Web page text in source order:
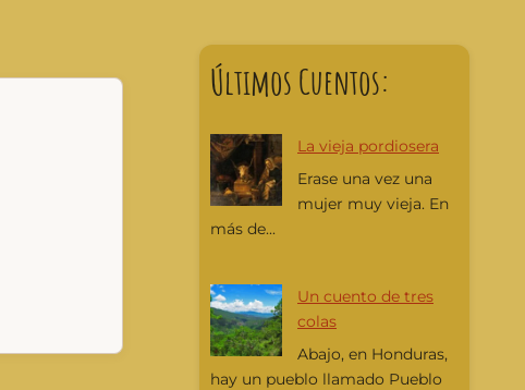
Últimos Cuentos:
La vieja pordiosera
Erase una vez una
mujer muy vieja. En
más de...
Un cuento de tres
colas
Abajo, en Honduras,
hay un pueblo llamado Pueblo